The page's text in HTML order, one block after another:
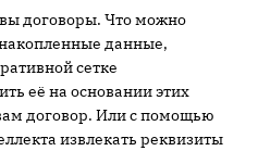
договоры. Что можно
данные,
сетке
её на основании этих
договор. Или с помощью
извлекать реквизиты